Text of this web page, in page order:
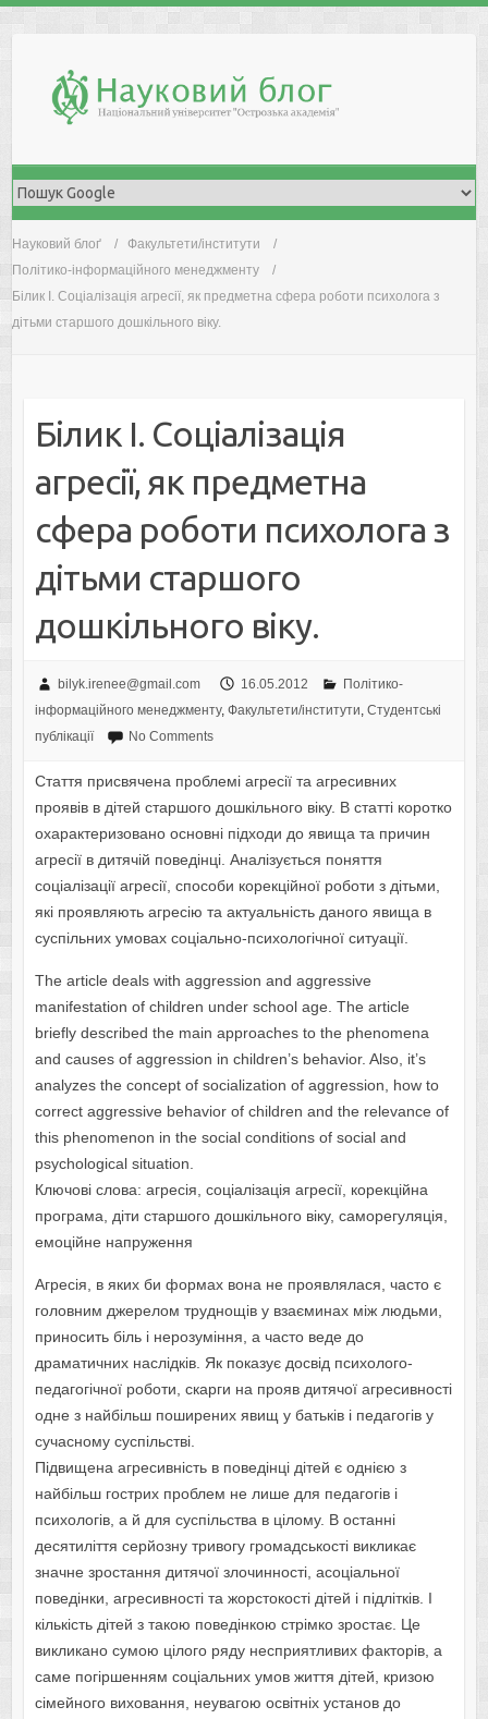
Науковий блоґ
Факультети/інститути
Політико-інформаційного менеджменту
Білик І. Соціалізація агресії, як предметна сфера роботи психолога з
дітьми старшого дошкільного віку.
Білик І. Соціалізація
агресії, як предметна
сфера роботи психолога з
дітьми старшого
дошкільного віку.
bilyk.irenee@gmail.com 16.05.2012
Політико-
інформаційного менеджменту, Факультети/інститути, Студентські
публікації
No Comments
Стаття присвячена проблемі агресії та агресивних
проявів в дітей старшого дошкільного віку. В статті коротко
охарактеризовано основні підходи до явища та причин
агресії в дитячій поведінці. Аналізується поняття
соціалізації агресії, способи корекційної роботи з дітьми,
які проявляють агресію та актуальність даного явища в
суспільних умовах соціально-психологічної ситуації.
The article deals with aggression and aggressive
manifestation of children under school age. The article
briefly described the main approaches to the phenomena
and causes of aggression in children’s behavior. Also, it’s
analyzes the concept of socialization of aggression, how to
correct aggressive behavior of children and the relevance of
this phenomenon in the social conditions of social and
psychological situation.
Ключові слова: агресія, соціалізація агресії, корекційна
програма, діти старшого дошкільного віку, саморегуляція,
емоційне напруження
Агресія, в яких би формах вона не проявлялася, часто є
головним джерелом труднощів у взаєминах між людьми,
приносить біль і нерозуміння, а часто веде до
драматичних наслідків. Як показує досвід психолого-
педагогічної роботи, скарги на прояв дитячої агресивності
одне з найбільш поширених явищ у батьків і педагогів у
сучасному суспільстві.
Підвищена агресивність в поведінці дітей є однією з
найбільш гострих проблем не лише для педагогів і
психологів, а й для суспільства в цілому. В останні
десятиліття серйозну тривогу громадськості викликає
значне зростання дитячої злочинності, асоціальної
поведінки, агресивності та жорстокості дітей і підлітків. І
кількість дітей з такою поведінкою стрімко зростає. Це
викликано сумою цілого ряду несприятливих факторів, а
саме погіршенням соціальних умов життя дітей, кризою
сімейного виховання, неувагою освітніх установ до